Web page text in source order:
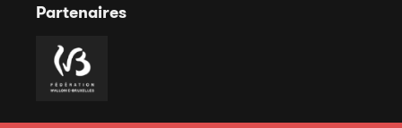
Partenaires